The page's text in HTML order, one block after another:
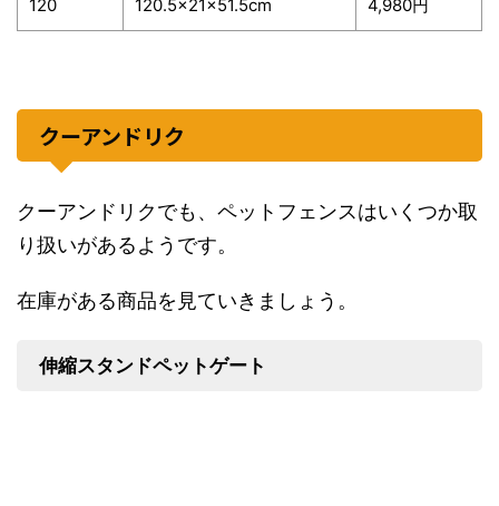
120 120.5×21×51.5cm 4,980円
クーアンドリク
クーアンドリクでも、ペットフェンスはいくつか取
り扱いがあるようです。
在庫がある商品を見ていきましょう。
伸縮スタンドペットゲート